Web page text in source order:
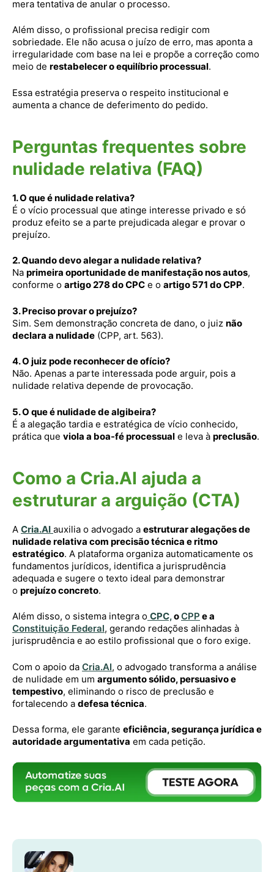
mera tentativa de anular o processo.
Além disso, o profissional precisa redigir com
sobriedade. Ele não acusa o juízo de erro, mas aponta a
irregularidade com base na lei e propõe a correção como
meio de restabelecer o equilíbrio processual.
Essa estratégia preserva o respeito institucional e
aumenta a chance de deferimento do pedido.
Perguntas frequentes sobre
nulidade relativa (FAQ)
1. O que é nulidade relativa?
É o vício processual que atinge interesse privado e só
produz efeito se a parte prejudicada alegar e provar o
prejuízo.
2. Quando devo alegar a nulidade relativa?
Na primeira oportunidade de manifestação nos autos,
conforme o artigo 278 do CPC e o artigo 571 do CPP.
3. Preciso provar o prejuízo?
Sim. Sem demonstração concreta de dano, o juiz não
declara a nulidade (CPP, art. 563).
4. O juiz pode reconhecer de ofício?
Não. Apenas a parte interessada pode arguir, pois a
nulidade relativa depende de provocação.
5. O que é nulidade de algibeira?
É a alegação tardia e estratégica de vício conhecido,
prática que viola a boa-fé processual e leva à preclusão.
Como a Cria.AI ajuda a
estruturar a arguição (CTA)
A Cria.AI auxilia o advogado a estruturar alegações de
nulidade relativa com precisão técnica e ritmo
estratégico. A plataforma organiza automaticamente os
fundamentos jurídicos, identifica a jurisprudência
adequada e sugere o texto ideal para demonstrar
o prejuízo concreto.
Além disso, o sistema integra o CPC,oCPP e a
Constituição Federal, gerando redações alinhadas à
jurisprudência e ao estilo profissional que o foro exige.
Com o apoio da Cria.AI, o advogado transforma a análise
de nulidade em um argumento sólido, persuasivo e
tempestivo, eliminando o risco de preclusão e
fortalecendo a defesa técnica.
Dessa forma, ele garante eficiência, segurança jurídica e
autoridade argumentativa em cada petição.